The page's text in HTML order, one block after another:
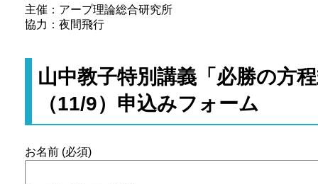
主催：アープ理論総合研究所
協力：夜間飛行
山中教子特別講義「必勝の方
（11/9）申込みフォーム
お名前 (必須)